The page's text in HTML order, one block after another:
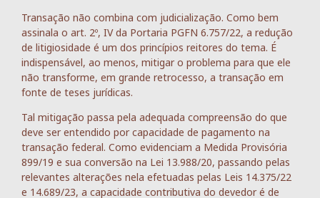
Transação não combina com judicialização. Como bem
assinala o art. 2º, IV da Portaria PGFN 6.757/22, a redução
de litigiosidade é um dos princípios reitores do tema. É
indispensável, ao menos, mitigar o problema para que ele
não transforme, em grande retrocesso, a transação em
fonte de teses jurídicas.
Tal mitigação passa pela adequada compreensão do que
deve ser entendido por capacidade de pagamento na
transação federal. Como evidenciam a Medida Provisória
899/19 e sua conversão na Lei 13.988/20, passando pelas
relevantes alterações nela efetuadas pelas Leis 14.375/22
e 14.689/23, a capacidade contributiva do devedor é de